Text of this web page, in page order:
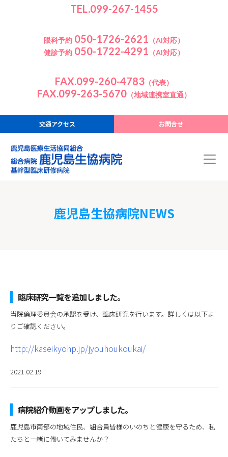
TEL.099-267-1455
眼科予約 050-1726-2621 （AI対応）
健診予約 050-1722-4291 （AI対応）
FAX.099-260-4783 （代表）
FAX.099-263-5670 （地域連携室直通）
交通アクセス お問合せ
鹿児島生協病院NEWS
臨床研究一覧を追加しました。
当院倫理委員会の承認を受け、臨床研究を行います。詳しくは以下よ
りご確認ください。
http://kaseikyohp.jp/jyouhoukoukai/
2021.02.19
病院紹介動画をアップしました。
鹿児島市南部の地域住民、組合員皆様のいのちと健康を守るため、私
たちと一緒に働いてみませんか？